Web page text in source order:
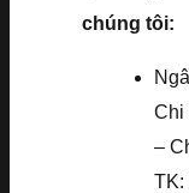
chúng tôi:
Chi
–
TK: